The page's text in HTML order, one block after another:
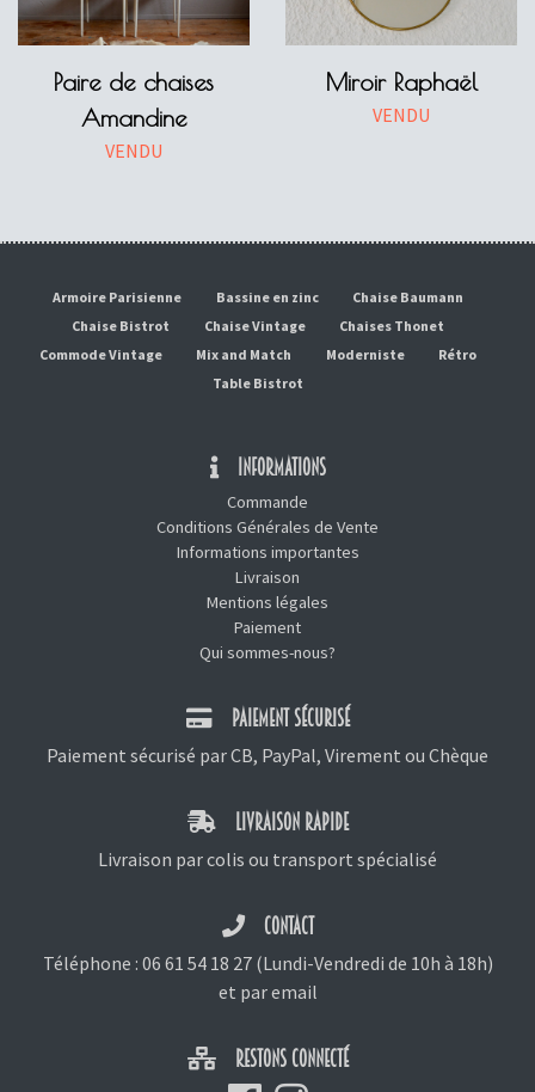
Paire de chaises
Amandine
VENDU
Miroir Raphaël
VENDU
Armoire Parisienne Bassine en zinc
Chaise Baumann
Chaise Bistrot
Chaise Vintage
Chaises Thonet
Commode Vintage
Mix and Match Moderniste
Rétro
Table Bistrot
INFORMATIONS
Commande
Conditions Générales de Vente
Informations importantes
Livraison
Mentions légales
Paiement
Qui sommes-nous?
PAIEMENT SÉCURISÉ
Paiement sécurisé par CB, PayPal, Virement ou Chèque
LIVRAISON RAPIDE
Livraison par colis ou transport spécialisé
CONTACT
Téléphone : 06 61 54 18 27(Lundi-Vendredi de 10h à 18h)
et par email
RESTONS CONNECTÉ